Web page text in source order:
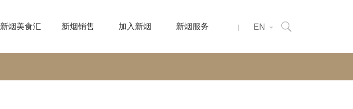
新烟美食汇 新烟销售 加入新烟 新烟服务 EN